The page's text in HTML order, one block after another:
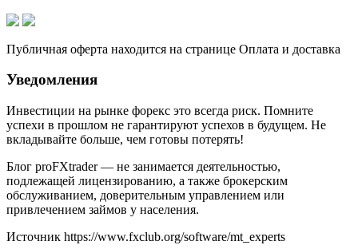
Публичная оферта находится на странице Оплата и доставка
Уведомления
Инвестиции на рынке форекс это всегда риск. Помните
успехи в прошлом не гарантируют успехов в будущем. Не
вкладывайте больше, чем готовы потерять!
Блог proFXtrader — не занимается деятельностью,
подлежащей лицензированию, а также брокерским
обслуживанием, доверительным управлением или
привлечением займов у населения.
Источник https://www.fxclub.org/software/mt_experts